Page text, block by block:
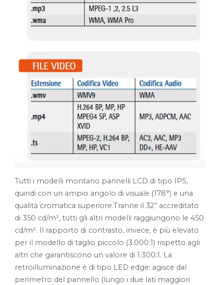
Tutti i modelli montano pannelli LCD di tipo IPS,
quindi con un ampio angolo di visuale (178°) e una
qualità cromatica superiore.Tranne il 32” accreditato
di 350 cd/m², tutti gli altri modelli raggiungono le 450
cd/m². Il rapporto di contrasto, invece, è più elevato
per il modello di taglio piccolo (3.000:1) rispetto agli
altri che garantiscono un valore di 1.300:1. La
retroilluminazione è di tipo LED edge: agisce dal
perimetro del pannello (lungo i due lati maggiori